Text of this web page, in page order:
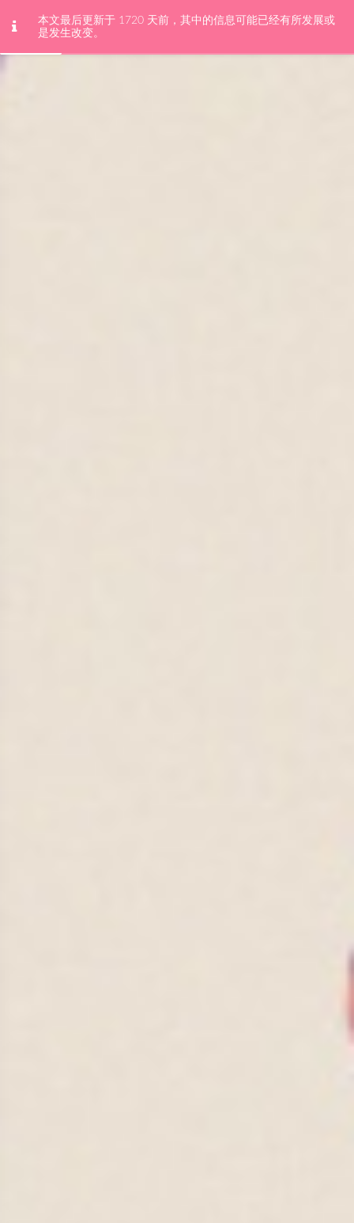
玻璃箱庭的金鱼
本文最后更新于 1720 天前，其中的信息可能已经有所发展或
是发生改变。